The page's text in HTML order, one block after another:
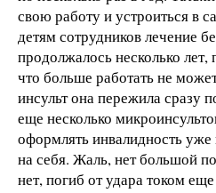
свою работу и устроиться в
детям сотрудников лечение
продолжалось несколько
что больше работать не
инсульт она пережила сразу
еще несколько
оформлять инвалидность уже
на себя. Жаль, нет большой
нет, погиб от удара током